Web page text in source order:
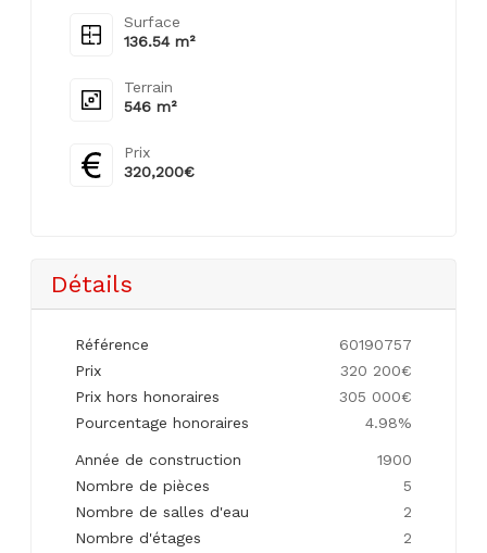
Surface
136.54 m²
Terrain
546 m²
Prix
320,200€
Détails
Référence
60190757
Prix
320 200€
Prix hors honoraires
305 000€
Pourcentage honoraires
4.98%
Année de construction
1900
Nombre de pièces
5
Nombre de salles d'eau
2
Nombre d'étages
2